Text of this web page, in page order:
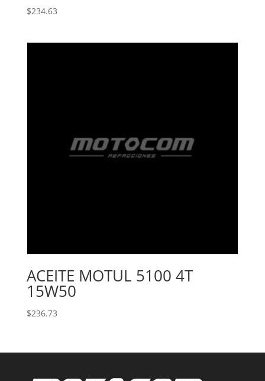
$234.63
ACEITE MOTUL 5100 4T
15W50
$236.73